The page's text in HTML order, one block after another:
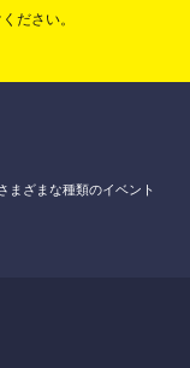
ださい。
まざまな種類のイベント